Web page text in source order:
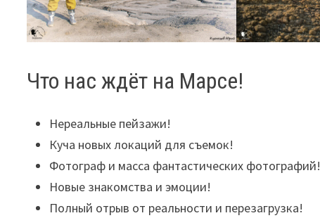
Что нас ждёт на Марсе!
Нереальные пейзажи!
Куча новых локаций для съемок!
Фотограф и масса фантастических фотографий!
Новые знакомства и эмоции!
Полный отрыв от реальности и перезагрузка!